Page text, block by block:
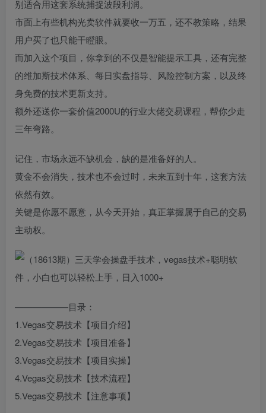
别适合用这套系统捕捉波段利润。
市面上有些机构光卖软件就要收一万五，还不教策略，结果
用户买了也只能干瞪眼。
而加入这个项目，你拿到的不仅是智能提示工具，还有完整
的维加斯技术体系、每日实盘指导、风险控制方案，以及终
身免费的技术更新支持。
额外还送你一套价值2000U的行业大佬交易课程，帮你少走
三年弯路。
记住，市场永远不缺机会，缺的是准备好的人。
黄金不会消失，技术也不会过时，未来五到十年，这套方法
依然有效。
关键是你愿不愿意，从今天开始，真正掌握属于自己的交易
主动权。
——————目录：
1.Vegas交易技术【项目介绍】
2.Vegas交易技术【项目准备】
3.Vegas交易技术【项目实操】
4.Vegas交易技术【技术流程】
5.Vegas交易技术【注意事项】